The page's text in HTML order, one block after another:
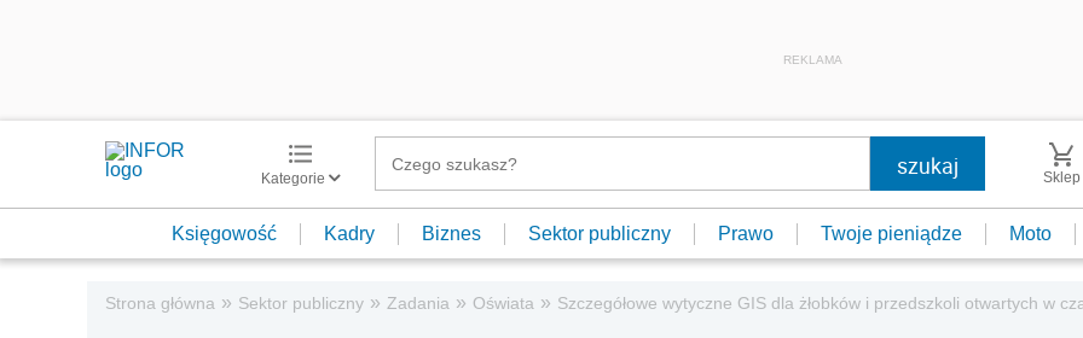
REKLAMA
Kategorie Sklep
Księgowość Kadry Biznes Sektor publiczny Prawo Twoje pieniądze Moto
Strona główna » Sektor publiczny » Zadania » Oświata » Szczegółowe wytyczne GIS dla żłobków i przedszkoli otwartych w